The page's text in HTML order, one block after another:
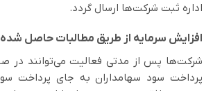
اداره ثبت شرکت‌ها ارسال گردد.
افزایش سرمایه از طریق مطالبات حاصل شده
شرکت‌ها پس از مدتی فعالیت می‌توانند در
پرداخت سود سهامداران به جای پرداخت